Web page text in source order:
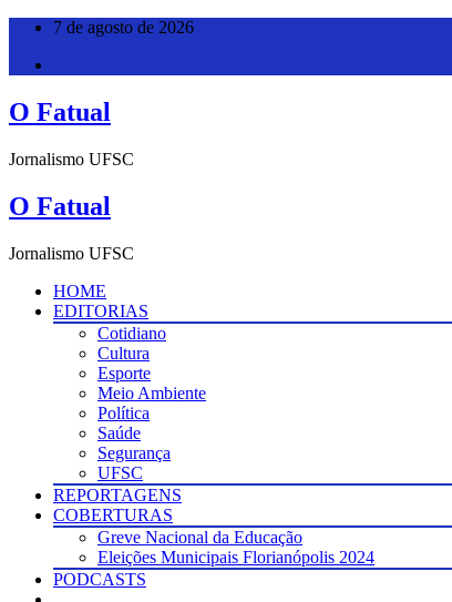
Pular
7 de agosto de 2026
O Fatual
Jornalismo UFSC
O Fatual
Jornalismo UFSC
HOME
EDITORIAS
Cotidiano
Cultura
Esporte
Meio Ambiente
Política
Saúde
Segurança
UFSC
REPORTAGENS
COBERTURAS
Greve Nacional da Educação
Eleições Municipais Florianópolis 2024
PODCASTS